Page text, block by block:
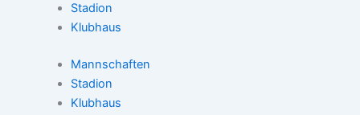
Stadion
Klubhaus
Mannschaften
Stadion
Klubhaus